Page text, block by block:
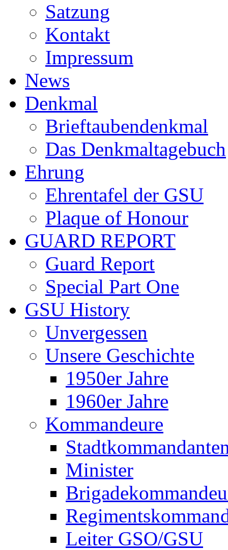
Satzung
Kontakt
Impressum
News
Denkmal
Brieftaubendenkmal
Das Denkmaltagebuch
Ehrung
Ehrentafel der GSU
Plaque of Honour
GUARD REPORT
Guard Report
Special Part One
GSU History
Unvergessen
Unsere Geschichte
1950er Jahre
1960er Jahre
Kommandeure
Minister
Leiter GSO/GSU